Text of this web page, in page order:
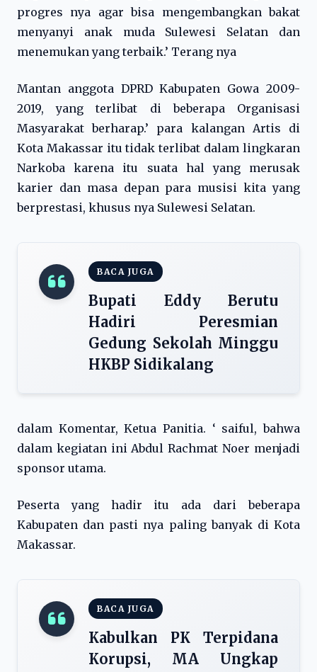
progres nya agar bisa mengembangkan bakat
menyanyi anak muda Sulewesi Selatan dan
menemukan yang terbaik.’ Terang nya
Mantan anggota DPRD Kabupaten Gowa 2009-
2019, yang terlibat di beberapa Organisasi
Masyarakat berharap.’ para kalangan Artis di
Kota Makassar itu tidak terlibat dalam lingkaran
Narkoba karena itu suata hal yang merusak
karier dan masa depan para musisi kita yang
berprestasi, khusus nya Sulewesi Selatan.
BACA JUGA
Bupati Eddy Berutu
Hadiri Peresmian
Gedung Sekolah Minggu
HKBP Sidikalang
dalam Komentar, Ketua Panitia. ‘ saiful, bahwa
dalam kegiatan ini Abdul Rachmat Noer menjadi
sponsor utama.
Peserta yang hadir itu ada dari beberapa
Kabupaten dan pasti nya paling banyak di Kota
Makassar.
BACA JUGA
Kabulkan PK Terpidana
Korupsi, MA Ungkap